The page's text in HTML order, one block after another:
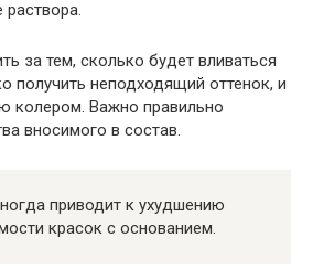
за тем, сколько будет вливаться
получить неподходящий оттенок, и
колером. Важно правильно
вносимого в состав.
приводит к ухудшению
красок с основанием.